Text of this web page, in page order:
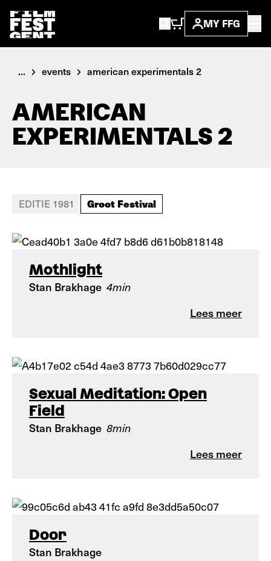
MY FFG
... events american experimentals 2
AMERICAN
EXPERIMENTALS 2
EDITIE 1981 Groot Festival
Mothlight
Stan Brakhage 4min
Lees meer
Sexual Meditation: Open
Field
Stan Brakhage 8min
Lees meer
Door
Stan Brakhage